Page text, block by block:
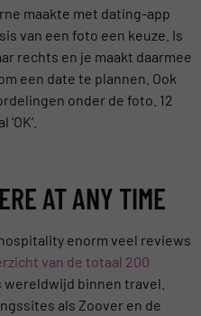
maakte met dating-app
van een foto een keuze. Is
rechts en je maakt daarmee
een date te plannen. Ook
onder de foto. 12
AT ANY TIME
enorm veel reviews
van de totaal 200
binnen travel.
als Zoover en de